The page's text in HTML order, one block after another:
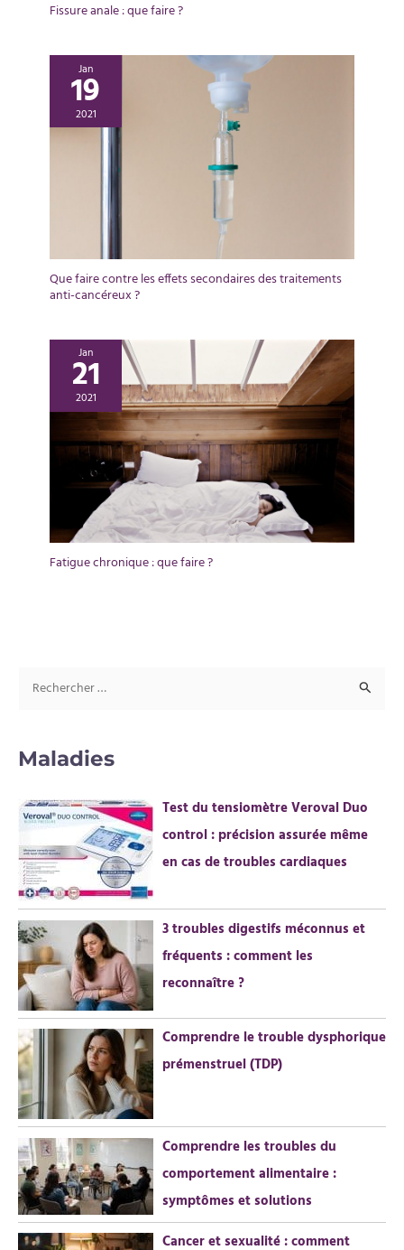
Fissure anale : que faire ?
Jan
19
2021
Que faire contre les effets secondaires des traitements
anti-cancéreux ?
Jan
21
2021
Fatigue chronique : que faire ?
h
r
c
h
e
r
:
Maladies
Test du tensiomètre Veroval Duo
control : précision assurée même
en cas de troubles cardiaques
3 troubles digestifs méconnus et
fréquents : comment les
reconnaître ?
Comprendre le trouble dysphorique
prémenstruel (TDP)
Comprendre les troubles du
comportement alimentaire :
symptômes et solutions
Cancer et sexualité : comment